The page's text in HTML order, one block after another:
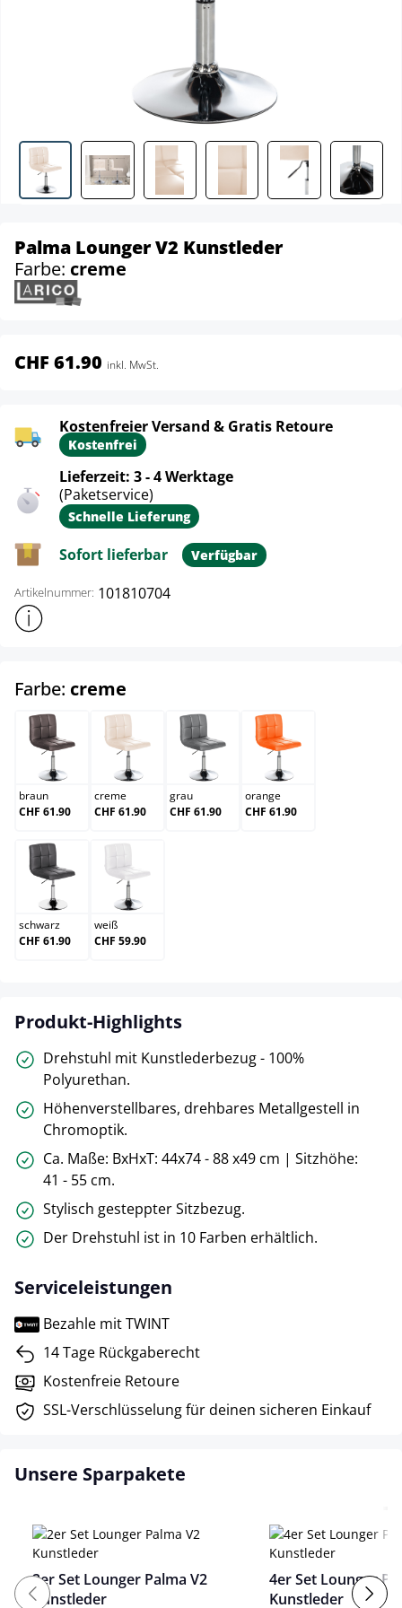
Palma Lounger V2 Kunstleder
Farbe: creme
CHF 61.90 inkl. MwSt.
Kostenfreier Versand & Gratis Retoure
Kostenfrei
Lieferzeit: 3 - 4 Werktage
(Paketservice)
Schnelle Lieferung
Sofort lieferbar Verfügbar
Artikelnummer: 101810704
Weitere Produktinformationen anzeigen
Farbe: creme
braun
braun
CHF 61.90
creme
creme
CHF 61.90
grau
grau
CHF 61.90
orange
orange
CHF 61.90
schwarz
schwarz
CHF 61.90
weiß
weiß
CHF 59.90
Produkt-Highlights
Drehstuhl mit Kunstlederbezug - 100%
Polyurethan.
Höhenverstellbares, drehbares Metallgestell in
Chromoptik.
Ca. Maße: BxHxT: 44x74 - 88 x49 cm | Sitzhöhe:
41 - 55 cm.
Stylisch gesteppter Sitzbezug.
Der Drehstuhl ist in 10 Farben erhältlich.
Serviceleistungen
Bezahle mit TWINT
14 Tage Rückgaberecht
Kostenfreie Retoure
SSL-Verschlüsselung für deinen sicheren Einkauf
Unsere Sparpakete
2er Set Lounger Palma V2
Kunstleder
4er Set Lounger
Kunstleder